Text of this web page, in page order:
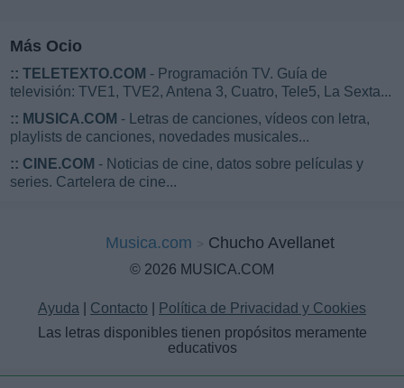
Más Ocio
:: TELETEXTO.COM - Programación TV. Guía de
televisión: TVE1, TVE2, Antena 3, Cuatro, Tele5, La Sexta...
:: MUSICA.COM - Letras de canciones, vídeos con letra,
playlists de canciones, novedades musicales...
:: CINE.COM - Noticias de cine, datos sobre películas y
series. Cartelera de cine...
Musica.com Chucho Avellanet
© 2026 MUSICA.COM
Ayuda Contacto
Política de Privacidad y Cookies
Las letras disponibles tienen propósitos meramente
educativos